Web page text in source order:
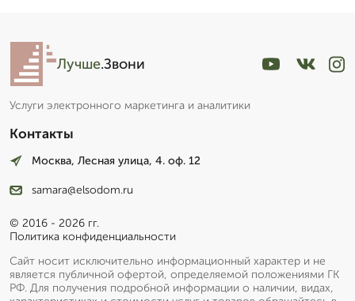
Лучше.Звони
Услуги электронного маркетинга и аналитики
Контакты
Москва, Лесная улица, 4. оф. 12
samara@elsodom.ru
© 2016 - 2026 гг.
Политика конфиденциальности
Сайт носит исключительно информационный характер и не
является публичной офертой, определяемой положениями ГК
РФ. Для получения подробной информации о наличии, видах,